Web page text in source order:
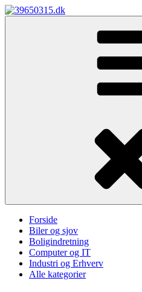
Skip
to
Forside
Biler og sjov
Boligindretning
Computer og IT
Industri og Erhverv
Alle kategorier